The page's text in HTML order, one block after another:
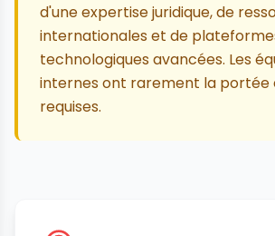
d'une expertise juridique, de
internationales et de
technologiques avancées. Les
internes ont rarement la portée
requises.